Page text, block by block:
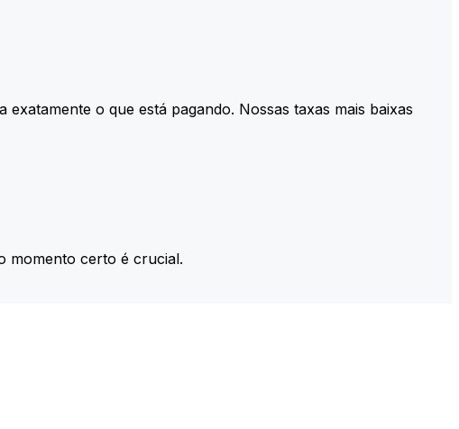
o que está pagando. Nossas taxas mais baixas
momento certo é crucial.